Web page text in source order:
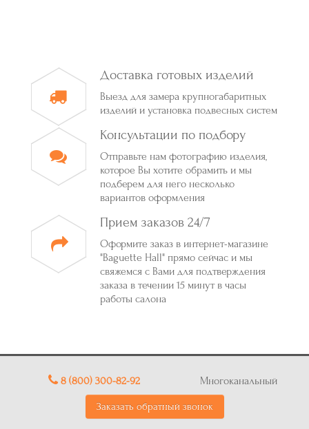
Доставка готовых изделий
Выезд для замера крупногабаритных
изделий и установка подвесных систем
Консультации по подбору
Отправьте нам фотографию изделия,
которое Вы хотите обрамить и мы
подберем для него несколько
вариантов оформления
Прием заказов 24/7
Оформите заказ в интернет-магазине
"Baguette Hall" прямо сейчас и мы
свяжемся с Вами для подтверждения
заказа в течении 15 минут в часы
работы салона
8 (800) 300-82-92 Многоканальный
Заказать обратный звонок